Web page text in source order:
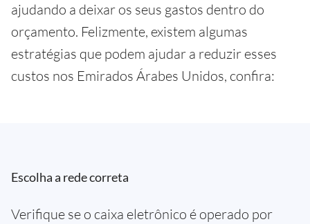
ajudando a deixar os seus gastos dentro do
orçamento. Felizmente, existem algumas
estratégias que podem ajudar a reduzir esses
custos nos Emirados Árabes Unidos, confira:
Escolha a rede correta
Verifique se o caixa eletrônico é operado por